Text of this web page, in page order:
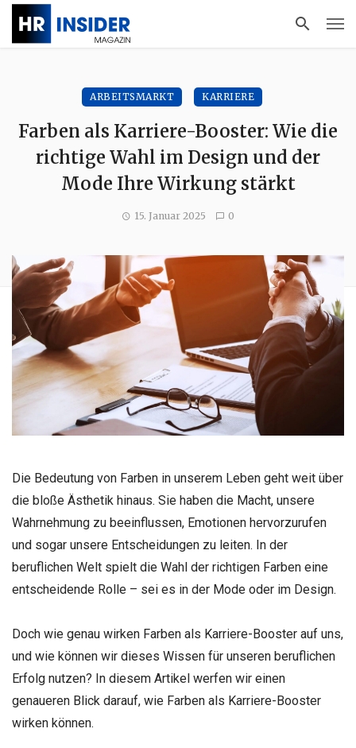
ARBEITSMARKT KARRIERE
Farben als Karriere-Booster: Wie die
richtige Wahl im Design und der
Mode Ihre Wirkung stärkt
15. Januar 2025 0
Die Bedeutung von Farben in unserem Leben geht weit über
die bloße Ästhetik hinaus. Sie haben die Macht, unsere
Wahrnehmung zu beeinflussen, Emotionen hervorzurufen
und sogar unsere Entscheidungen zu leiten. In der
beruflichen Welt spielt die Wahl der richtigen Farben eine
entscheidende Rolle – sei es in der Mode oder im Design.
Doch wie genau wirken Farben als Karriere-Booster auf uns,
und wie können wir dieses Wissen für unseren beruflichen
Erfolg nutzen? In diesem Artikel werfen wir einen
genaueren Blick darauf, wie Farben als Karriere-Booster
wirken können.